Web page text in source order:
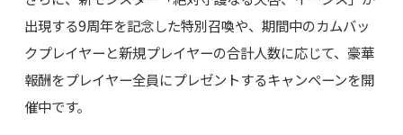
出現する9周年を記念した特別召喚や、期間中のカムバッ
クプレイヤーと新規プレイヤーの合計人数に応じて、豪華
報酬をプレイヤー全員にプレゼントするキャンペーンを開
催中です。